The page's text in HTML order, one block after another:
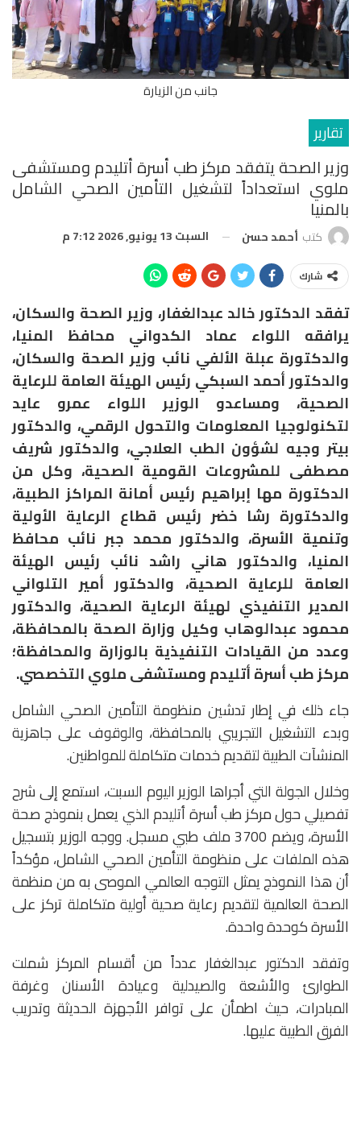
جانب من الزيارة
تقارير
وزير الصحة يتفقد مركز طب أسرة أتليدم ومستشفى
ملوي استعداداً لتشغيل التأمين الصحي الشامل
بالمنيا
كتب أحمد حسن السبت 13 يونيو, 2026 7:12 م
شارك
تفقد الدكتور خالد عبدالغفار، وزير الصحة والسكان،
يرافقه اللواء عماد الكدواني محافظ المنيا،
والدكتورة عبلة الألفي نائب وزير الصحة والسكان،
والدكتور أحمد السبكي رئيس الهيئة العامة للرعاية
الصحية، ومساعدو الوزير اللواء عمرو عايد
لتكنولوجيا المعلومات والتحول الرقمي، والدكتور
بيتر وجيه لشؤون الطب العلاجي، والدكتور شريف
مصطفى للمشروعات القومية الصحية، وكل من
الدكتورة مها إبراهيم رئيس أمانة المراكز الطبية،
والدكتورة رشا خضر رئيس قطاع الرعاية الأولية
وتنمية الأسرة، والدكتور محمد جبر نائب محافظ
المنيا، والدكتور هاني راشد نائب رئيس الهيئة
العامة للرعاية الصحية، والدكتور أمير التلواني
المدير التنفيذي لهيئة الرعاية الصحية، والدكتور
محمود عبدالوهاب وكيل وزارة الصحة بالمحافظة،
وعدد من القيادات التنفيذية بالوزارة والمحافظة؛
مركز طب أسرة أتليدم ومستشفى ملوي التخصصي.
جاء ذلك في إطار تدشين منظومة التأمين الصحي الشامل
وبدء التشغيل التجريبي بالمحافظة، والوقوف على جاهزية
المنشآت الطبية لتقديم خدمات متكاملة للمواطنين.
وخلال الجولة التي أجراها الوزير اليوم السبت، استمع إلى شرح
تفصيلي حول مركز طب أسرة أتليدم الذي يعمل بنموذج صحة
الأسرة، ويضم 3700 ملف طبي مسجل. ووجه الوزير بتسجيل
هذه الملفات على منظومة التأمين الصحي الشامل، مؤكداً
أن هذا النموذج يمثل التوجه العالمي الموصى به من منظمة
الصحة العالمية لتقديم رعاية صحية أولية متكاملة تركز على
الأسرة كوحدة واحدة.
وتفقد الدكتور عبدالغفار عدداً من أقسام المركز شملت
الطوارئ والأشعة والصيدلية وعيادة الأسنان وغرفة
المبادرات، حيث اطمأن على توافر الأجهزة الحديثة وتدريب
الفرق الطبية عليها.